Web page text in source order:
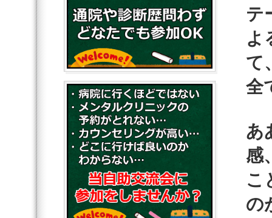
テ
よ
て
全
あ
感
こ
の